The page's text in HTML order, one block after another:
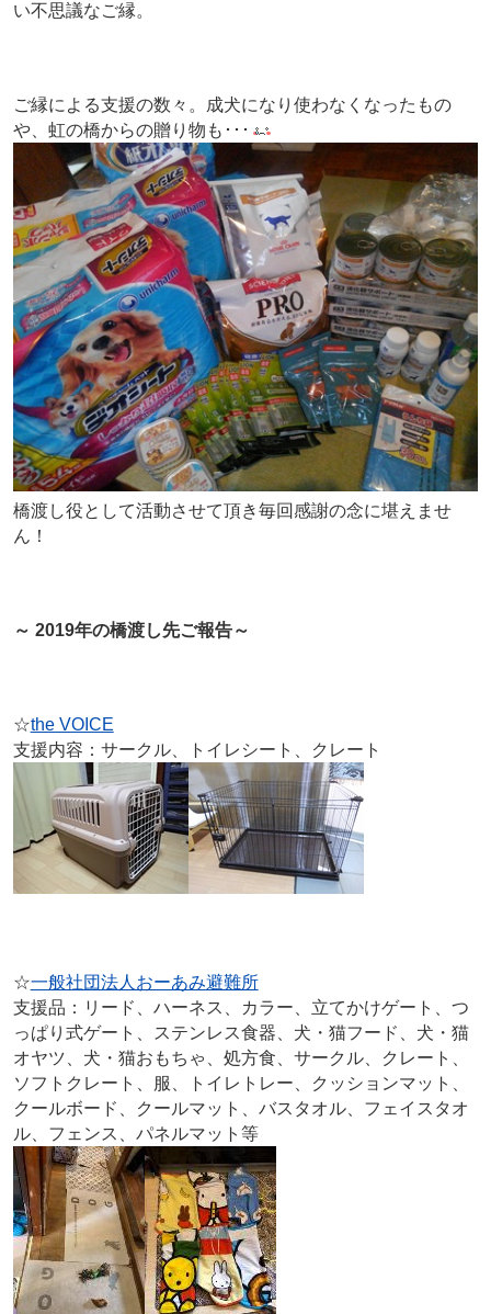
い不思議なご縁。
ご縁による支援の数々。成犬になり使わなくなったもの
や、虹の橋からの贈り物も･･･
橋渡し役として活動させて頂き毎回感謝の念に堪えませ
ん！
～ 2019年の橋渡し先ご報告～
☆the VOICE
支援内容：サークル、トイレシート、クレート
☆一般社団法人おーあみ避難所
支援品：リード、ハーネス、カラー、立てかけゲート、つ
っぱり式ゲート、ステンレス食器、犬・猫フード、犬・猫
オヤツ、犬・猫おもちゃ、処方食、サークル、クレート、
ソフトクレート、服、トイレトレー、クッションマット、
クールボード、クールマット、バスタオル、フェイスタオ
ル、フェンス、パネルマット等